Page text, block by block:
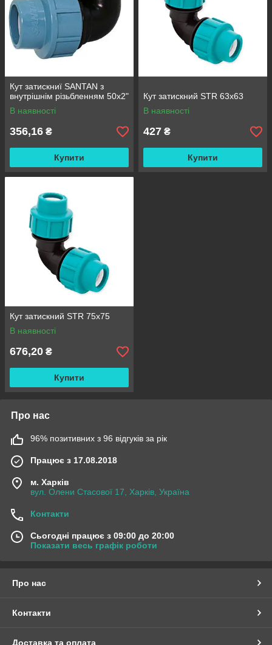
Кут затискниї SANTAN з
внутрішнім різьбленням 50х2"
В наявності
356,16 ₴
Купити
Кут затискний STR 63х63
В наявності
427 ₴
Купити
Кут затискний STR 75х75
В наявності
676,20 ₴
Купити
Про нас
96% позитивних з 96 відгуків за рік
Працює з 17.08.2018
м. Харків
вул. Олени Стасової 17, Харків, Україна
Контакти
Сьогодні працює з 09:00 до 20:00
Показати весь графік роботи
Про нас
Контакти
Доставка та оплата